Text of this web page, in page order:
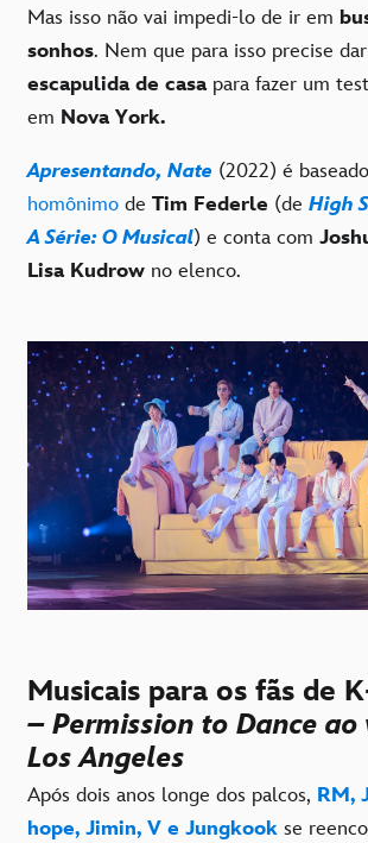
Mas isso não vai impedi-lo de ir em
sonhos. Nem que para isso precise
escapulida de casapara fazer um
em Nova York.
Apresentando, Nate (2022) é
homônimo de Tim Federle (de High
A Série: O Musical) e conta com
Lisa Kudrow no elenco.
Musicais para os fãs de
– Permission to Dance ao
Los Angeles
Após dois anos longe dos palcos, RM,
hope, Jimin, V e Jungkook se